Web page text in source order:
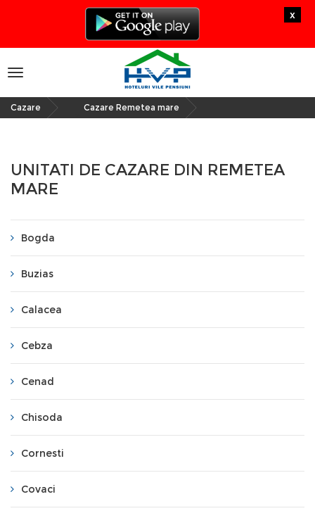
x
Toggle
navigation
Cazare Cazare Remetea mare
UNITATI DE CAZARE DIN REMETEA
MARE
Bogda
Buzias
Calacea
Cebza
Cenad
Chisoda
Cornesti
Covaci